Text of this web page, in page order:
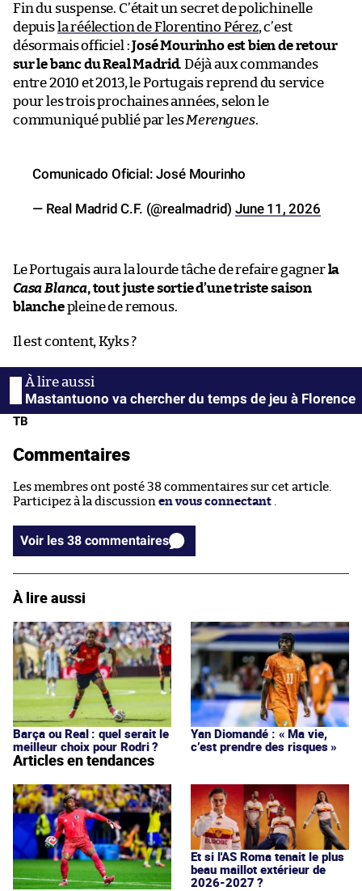
Fin du suspense. C’était un secret de polichinelle
depuis la réélection de Florentino Pérez, c’est
désormais officiel :José Mourinho est bien de retour
sur le banc du Real Madrid. Déjà aux commandes
entre 2010 et 2013, le Portugais reprend du service
pour les trois prochaines années, selon le
communiqué publié par lesMerengues.
Comunicado Oficial: José Mourinho
— Real Madrid C.F. (@realmadrid)June 11, 2026
Le Portugais aura la lourde tâche de refaire gagnerla
Casa Blanca, tout juste sortie d’une triste saison
blanchepleine de remous.
Il est content, Kyks ?
Mastantuono va chercher du temps de jeu à Florence
TB
Commentaires
Les membres ont posté 38 commentaires sur cet article.
Participez à la discussion en vous connectant
Voir les 38 commentaires
À lire aussi
Barça ou Real : quel serait le
meilleur choix pour Rodri ?
Yan Diomandé : « Ma vie,
c’est prendre des risques »
Articles en tendances
Et si l'AS Roma tenait le plus
beau maillot extérieur de
2026-2027 ?